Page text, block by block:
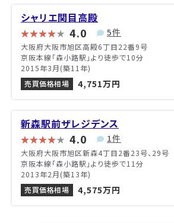
シャリエ関目高殿
4.0 5件
大阪府大阪市旭区高殿6丁目22番9号
京阪本線「森小路駅」より徒歩で10分
2015年3月(築11年)
売買価格相場
4,751万円
新森駅前ザレジデンス
4.0 1件
大阪府大阪市旭区新森4丁目2番23号、29号
京阪本線「森小路駅」より徒歩で11分
2013年2月(築13年)
売買価格相場
4,575万円